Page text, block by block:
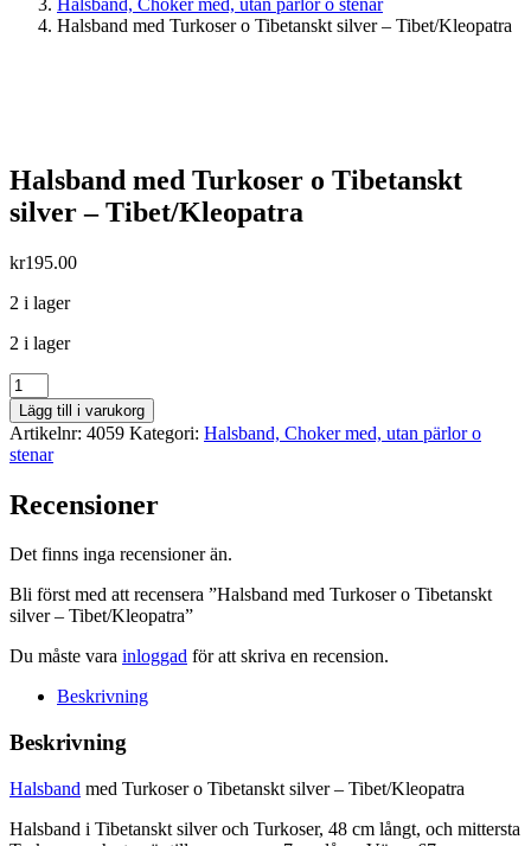
Halsband med Turkoser o Tibetanskt silver – Tibet/Kleopatra
Halsband med Turkoser o Tibetanskt
silver – Tibet/Kleopatra
kr195.00
2 i lager
2 i lager
Halsband
med
Turkoser
o
Tibetanskt
-
mängd
Lägg till i varukorg
Artikelnr: 4059 Kategori: Halsband, Choker med, utan pärlor o
stenar
Recensioner
Det finns inga recensioner än.
Bli först med att recensera ”Halsband med Turkoser o Tibetanskt
silver – Tibet/Kleopatra”
Du måste vara inloggad för att skriva en recension.
Beskrivning
Beskrivning
Halsband med Turkoser o Tibetanskt silver – Tibet/Kleopatra
Halsband i Tibetanskt silver och Turkoser, 48 cm långt, och mittersta